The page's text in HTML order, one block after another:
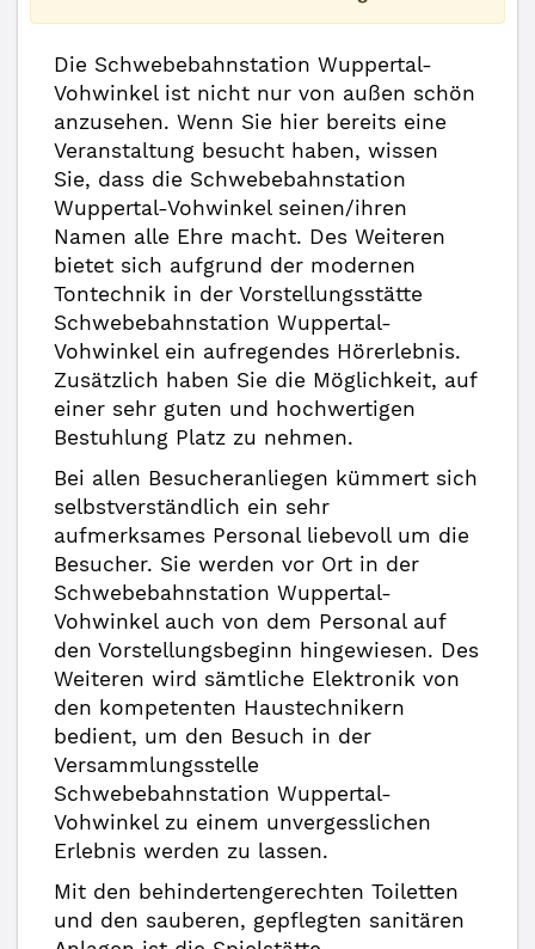
Die Schwebebahnstation Wuppertal-
Vohwinkel ist nicht nur von außen schön
anzusehen. Wenn Sie hier bereits eine
Veranstaltung besucht haben, wissen
Sie, dass die Schwebebahnstation
Wuppertal-Vohwinkel seinen/ihren
Namen alle Ehre macht. Des Weiteren
bietet sich aufgrund der modernen
Tontechnik in der Vorstellungsstätte
Schwebebahnstation Wuppertal-
Vohwinkel ein aufregendes Hörerlebnis.
Zusätzlich haben Sie die Möglichkeit, auf
einer sehr guten und hochwertigen
Bestuhlung Platz zu nehmen.
Bei allen Besucheranliegen kümmert sich
selbstverständlich ein sehr
aufmerksames Personal liebevoll um die
Besucher. Sie werden vor Ort in der
Schwebebahnstation Wuppertal-
Vohwinkel auch von dem Personal auf
den Vorstellungsbeginn hingewiesen. Des
Weiteren wird sämtliche Elektronik von
den kompetenten Haustechnikern
bedient, um den Besuch in der
Versammlungsstelle
Schwebebahnstation Wuppertal-
Vohwinkel zu einem unvergesslichen
Erlebnis werden zu lassen.
Mit den behindertengerechten Toiletten
und den sauberen, gepflegten sanitären